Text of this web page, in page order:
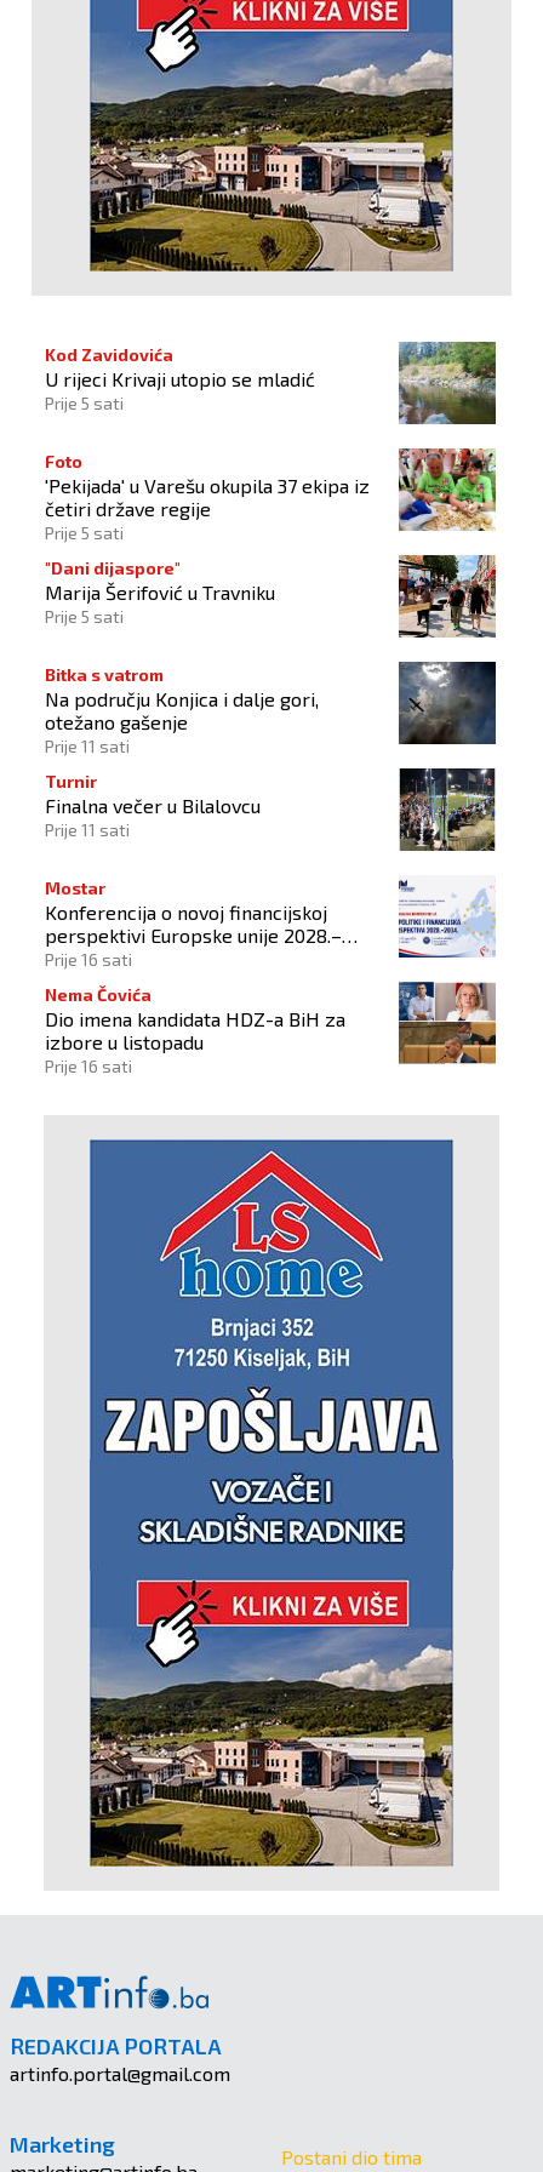
Kod Zavidovića
U rijeci Krivaji utopio se mladić
Prije 5 sati
Foto
'Pekijada' u Varešu okupila 37 ekipa iz
četiri države regije
Prije 5 sati
"Dani dijaspore"
Marija Šerifović u Travniku
Prije 5 sati
Bitka s vatrom
Na području Konjica i dalje gori,
otežano gašenje
Prije 11 sati
Turnir
Finalna večer u Bilalovcu
Prije 11 sati
Mostar
Konferencija o novoj financijskoj
perspektivi Europske unije 2028.–
2034.
Prije 16 sati
Nema Čovića
Dio imena kandidata HDZ-a BiH za
izbore u listopadu
Prije 16 sati
REDAKCIJA PORTALA
artinfo.portal@gmail.com
Marketing Postani dio tima